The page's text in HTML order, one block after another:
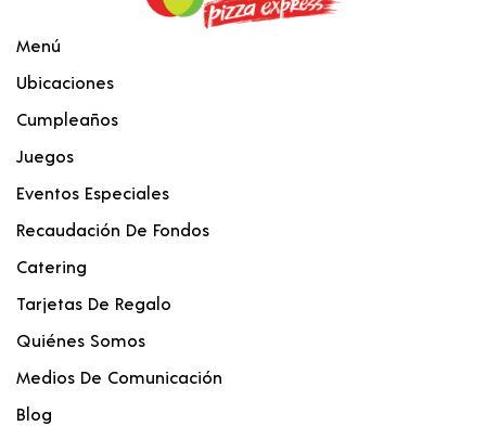
Menú
Ubicaciones
Cumpleaños
Juegos
Eventos Especiales
Recaudación De Fondos
Catering
Tarjetas De Regalo
Quiénes Somos
Medios De Comunicación
Blog